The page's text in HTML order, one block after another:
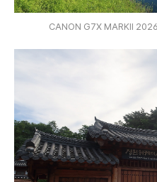
CANON G7X MARKⅡ